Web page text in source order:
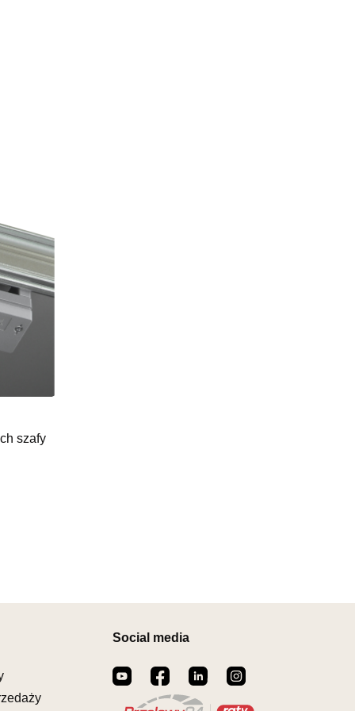
43
TED
4
meb_ted@o2.pl
59
18:00, Sb: 10:00-14:00
Wybierz
szafy
Social media